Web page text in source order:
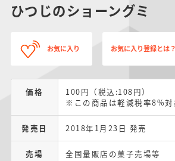
ひつじのショーングミ
お気に入り お気に入り登録とは？
価格
100円（税込:108円）
※この商品は軽減税率8%対
発売日 2018年1月23日 発売
売場 全国量販店の菓子売場等